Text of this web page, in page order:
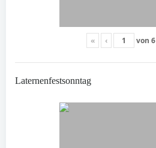
« ‹ von 6
Laternenfestsonntag